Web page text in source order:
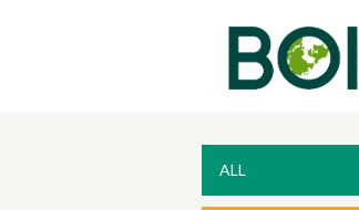
ALL